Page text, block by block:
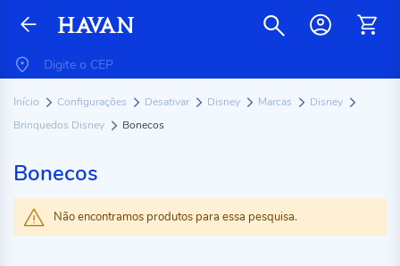
Início Configurações Desativar Disney Marcas
Disney
Brinquedos Disney
Bonecos
Bonecos
Não encontramos produtos para essa pesquisa.